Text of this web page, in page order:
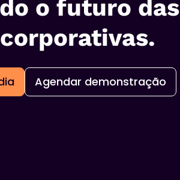
o futuro das
Agendar demonstração